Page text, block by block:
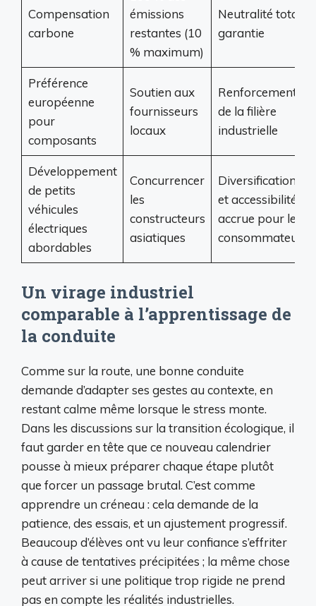
Compensation
carbone
émissions
restantes (10
% maximum)
Neutralité totale
garantie
Préférence
européenne
pour
composants
Soutien aux
fournisseurs
locaux
Renforcement
de la filière
industrielle
Développement
de petits
véhicules
électriques
abordables
Concurrencer
les
constructeurs
asiatiques
Diversification
et accessibilité
accrue pour les
consommateurs
Un virage industriel
comparable à l’apprentissage de
la conduite
Comme sur la route, une bonne conduite
demande d’adapter ses gestes au contexte, en
restant calme même lorsque le stress monte.
Dans les discussions sur la transition écologique, il
faut garder en tête que ce nouveau calendrier
pousse à mieux préparer chaque étape plutôt
que forcer un passage brutal. C’est comme
apprendre un créneau : cela demande de la
patience, des essais, et un ajustement progressif.
Beaucoup d’élèves ont vu leur confiance s’effriter
à cause de tentatives précipitées ; la même chose
peut arriver si une politique trop rigide ne prend
pas en compte les réalités industrielles.